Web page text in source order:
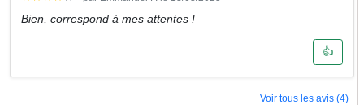
Bien, correspond à mes attentes !
👍
Voir tous les avis (4)